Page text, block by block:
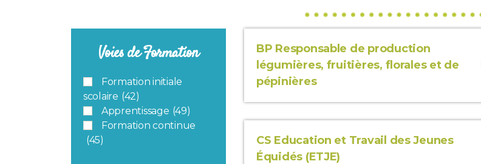
Voies de Formation
Formation initiale
scolaire (42)
Apprentissage (49)
Formation continue
(45)
BP Responsable de production
légumières, fruitières, florales et de
pépinières
CS Education et Travail des Jeunes
Équidés (ETJE)